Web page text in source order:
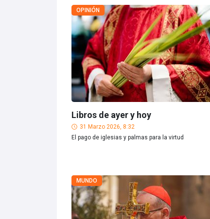
OPINIÓN
Libros de ayer y hoy
31 Marzo 2026, 8:32
El pago de iglesias y palmas para la virtud
MUNDO